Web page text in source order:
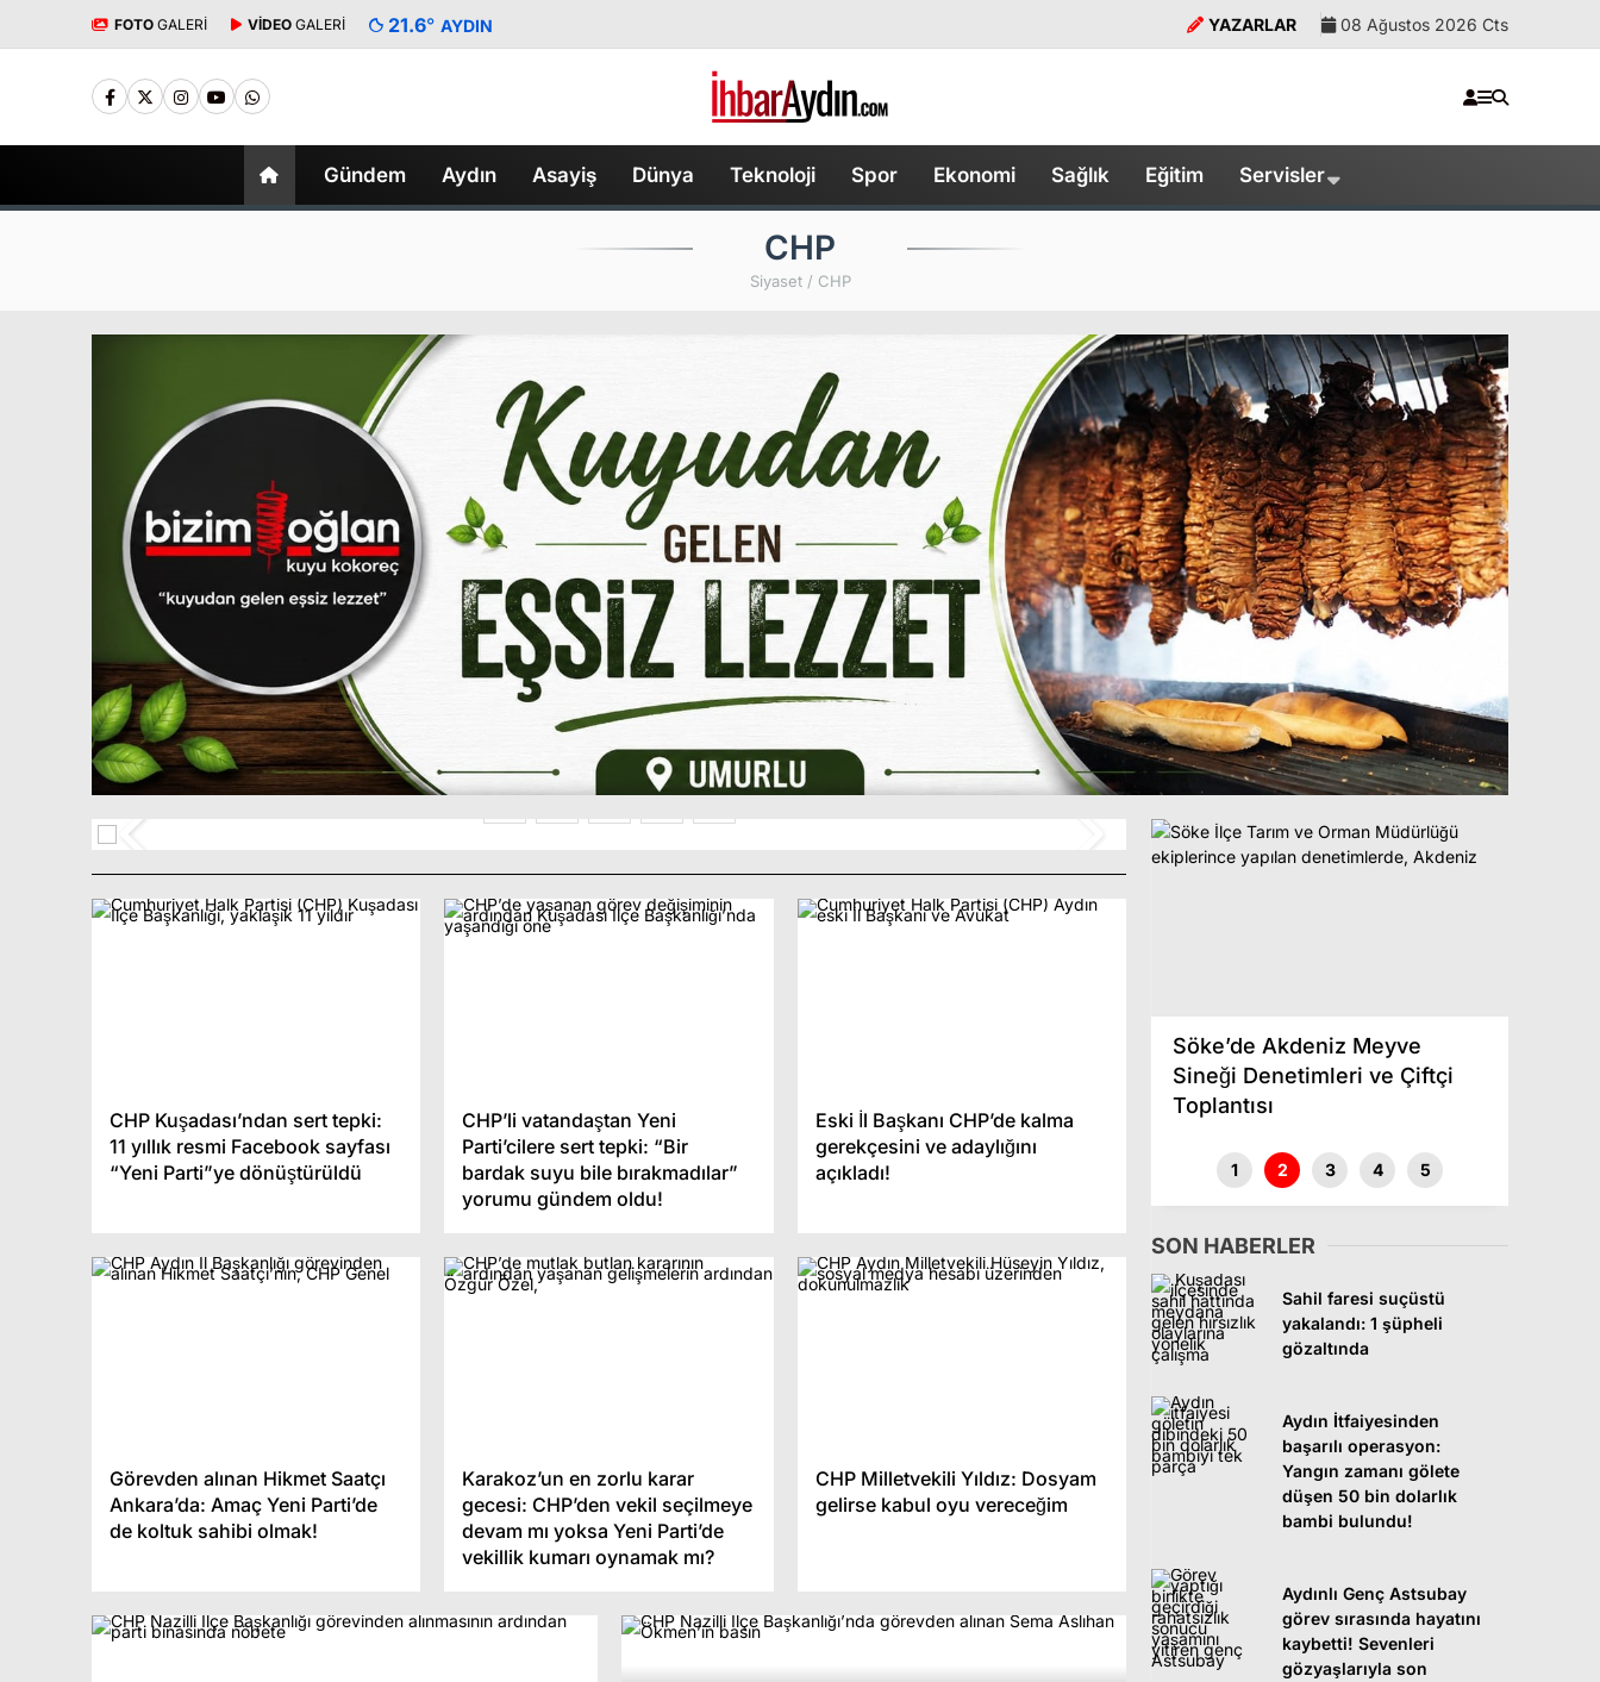
FOTO GALERİ VİDEO GALERİ 21.6° AYDIN YAZARLAR 08 Ağustos 2026 Cts
Gündem Aydın Asayiş Dünya Teknoloji Spor Ekonomi Sağlık Eğitim Servisler
CHP
Siyaset / CHP
Efe Berberoğlu’ndan Net Mesaj: “Benim Yerim CHP, Tercihim Kurucu İrade
CHP arınıyor: Ömer
1 2 3 4 5
CHP Kuşadası’ndan sert tepki:
11 yıllık resmi Facebook sayfası
“Yeni Parti”ye dönüştürüldü
CHP’li vatandaştan Yeni
Parti’cilere sert tepki: “Bir
bardak suyu bile bırakmadılar”
yorumu gündem oldu!
Eski İl Başkanı CHP’de kalma
gerekçesini ve adaylığını
açıkladı!
Görevden alınan Hikmet Saatçı
Ankara’da: Amaç Yeni Parti’de
de koltuk sahibi olmak!
Karakoz’un en zorlu karar
gecesi: CHP’den vekil seçilmeye
devam mı yoksa Yeni Parti’de
vekillik kumarı oynamak mı?
CHP Milletvekili Yıldız: Dosyam
gelirse kabul oyu vereceğim
Sinemada indirim günleri
Söke’de Akdeniz Meyve
Sineği Denetimleri ve Çiftçi
Toplantısı
1 2 3 4 5
SON HABERLER
Sahil faresi suçüstü
yakalandı: 1 şüpheli
gözaltında
Aydın İtfaiyesinden
başarılı operasyon:
Yangın zamanı gölete
düşen 50 bin dolarlık
bambi bulundu!
Aydınlı Genç Astsubay
görev sırasında hayatını
kaybetti! Sevenleri
gözyaşlarıyla son